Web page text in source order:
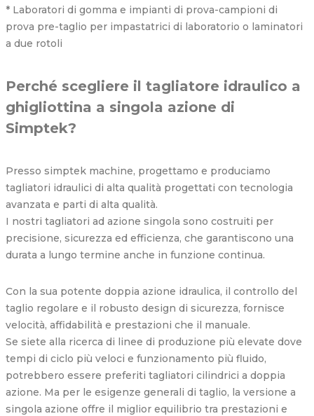
* Laboratori di gomma e impianti di prova-campioni di
prova pre-taglio per impastatrici di laboratorio o laminatori
a due rotoli
Perché scegliere il tagliatore idraulico a
ghigliottina a singola azione di
Simptek?
Presso simptek machine, progettamo e produciamo
tagliatori idraulici di alta qualità progettati con tecnologia
avanzata e parti di alta qualità.
I nostri tagliatori ad azione singola sono costruiti per
precisione, sicurezza ed efficienza, che garantiscono una
durata a lungo termine anche in funzione continua.
Con la sua potente doppia azione idraulica, il controllo del
taglio regolare e il robusto design di sicurezza, fornisce
velocità, affidabilità e prestazioni che il manuale.
Se siete alla ricerca di linee di produzione più elevate dove
tempi di ciclo più veloci e funzionamento più fluido,
potrebbero essere preferiti tagliatori cilindrici a doppia
azione. Ma per le esigenze generali di taglio, la versione a
singola azione offre il miglior equilibrio tra prestazioni e